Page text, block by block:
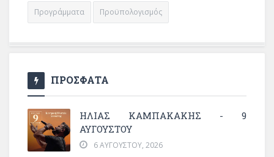
Προγράμματα Προϋπολογισμός
ΠΡΟΣΦΑΤΑ
ΗΛΙΑΣ ΚΑΜΠΑΚΑΚΗΣ - 9
ΑΥΓΟΥΣΤΟΥ
6 ΑΥΓΟΎΣΤΟΥ, 2026